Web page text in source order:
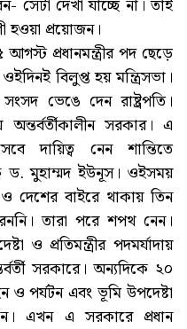
দেখা যাচ্ছে না। তাই
প্রয়োজন।
প্রধানমন্ত্রীর পদ ছেড়ে
বিলুপ্ত হয় মন্ত্রিসভা।
ভেঙে দেন রাষ্ট্রপতি।
সরকার। এ
দায়িত্ব নেন শান্তিতে
ড. মুহাম্মদ ইউনূস। ওইসময়
দেশের বাইরে থাকায় তিন
তারা পরে শপথ নেন।
ও প্রতিমন্ত্রীর পদমর্যাদায়
সরকারে। অন্যদিকে ২০
ও পর্যটন এবং ভূমি উপদেষ্টা
এখন এ সরকারে প্রধান